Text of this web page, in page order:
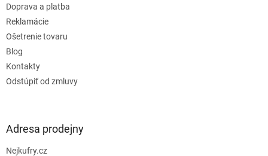
Doprava a platba
Reklamácie
Ošetrenie tovaru
Blog
Kontakty
Odstúpiť od zmluvy
Adresa prodejny
Nejkufry.cz